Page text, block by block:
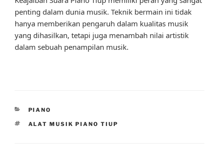
penting dalam dunia musik. Teknik bermain ini tidak
hanya memberikan pengaruh dalam kualitas musik
yang dihasilkan, tetapi juga menambah nilai artistik
dalam sebuah penampilan musik.
CATEGORIES
PIANO
TAGS
ALAT MUSIK PIANO TIUP